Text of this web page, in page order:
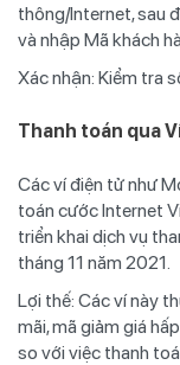
thông/Internet, sau
và nhập Mã khách
Xác nhận: Kiểm tra
Thanh toán qua
Các ví điện tử như
toán cước Internet
triển khai dịch vụ
tháng 11 năm 2021.
Lợi thế: Các ví này
mãi, mã giảm giá
so với việc thanh